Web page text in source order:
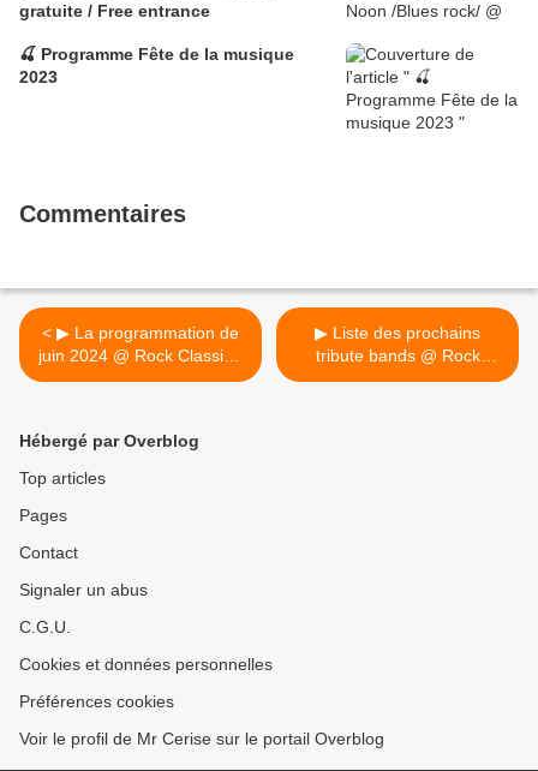
gratuite / Free entrance
🍒 Programme Fête de la musique
2023
Commentaires
< ▶ La programmation de
juin 2024 @ Rock Classic -
55, rue Maché au Charbon
entrance
▶ Liste des prochains
tribute bands @ Rock
Classic >
Hébergé par Overblog
Top articles
Pages
Contact
Signaler un abus
C.G.U.
Cookies et données personnelles
Préférences cookies
Voir le profil de Mr Cerise sur le portail Overblog